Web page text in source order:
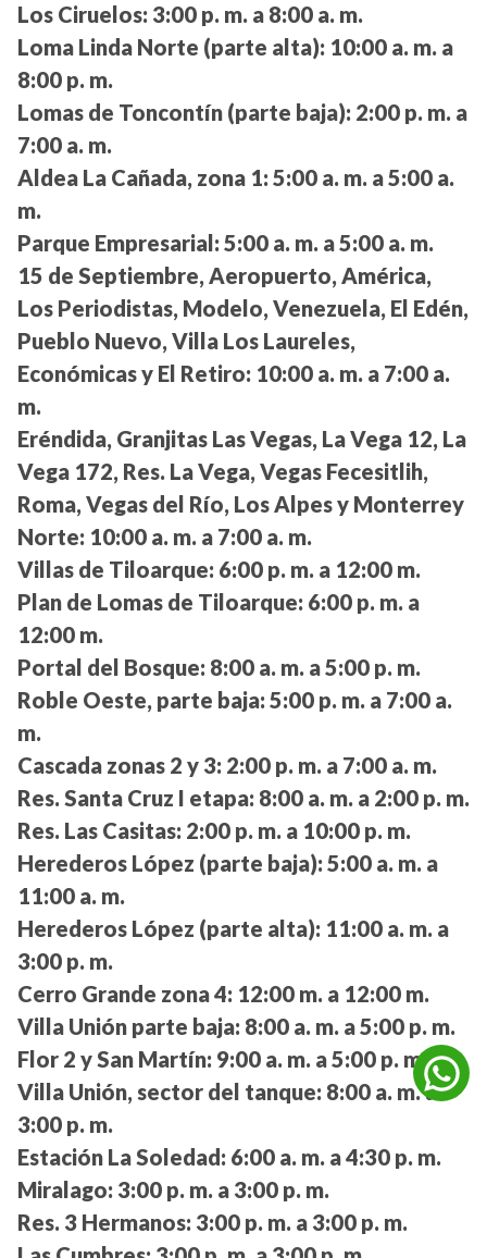
Los Ciruelos: 3:00 p. m. a 8:00 a. m.
Loma Linda Norte (parte alta): 10:00 a. m. a
8:00 p. m.
Lomas de Toncontín (parte baja): 2:00 p. m. a
7:00 a. m.
Aldea La Cañada, zona 1: 5:00 a. m. a 5:00 a.
m.
Parque Empresarial: 5:00 a. m. a 5:00 a. m.
15 de Septiembre, Aeropuerto, América,
Los Periodistas, Modelo, Venezuela, El Edén,
Pueblo Nuevo, Villa Los Laureles,
Económicas y El Retiro: 10:00 a. m. a 7:00 a.
m.
Eréndida, Granjitas Las Vegas, La Vega 12, La
Vega 172, Res. La Vega, Vegas Fecesitlih,
Roma, Vegas del Río, Los Alpes y Monterrey
Norte: 10:00 a. m. a 7:00 a. m.
Villas de Tiloarque: 6:00 p. m. a 12:00 m.
Plan de Lomas de Tiloarque: 6:00 p. m. a
12:00 m.
Portal del Bosque: 8:00 a. m. a 5:00 p. m.
Roble Oeste, parte baja: 5:00 p. m. a 7:00 a.
m.
Cascada zonas 2 y 3: 2:00 p. m. a 7:00 a. m.
Res. Santa Cruz I etapa: 8:00 a. m. a 2:00 p. m.
Res. Las Casitas: 2:00 p. m. a 10:00 p. m.
Herederos López (parte baja): 5:00 a. m. a
11:00 a. m.
Herederos López (parte alta): 11:00 a. m. a
3:00 p. m.
Cerro Grande zona 4: 12:00 m. a 12:00 m.
Villa Unión parte baja: 8:00 a. m. a 5:00 p. m.
Flor 2 y San Martín: 9:00 a. m. a 5:00 p. m.
Villa Unión, sector del tanque: 8:00 a. m. a
3:00 p. m.
Estación La Soledad: 6:00 a. m. a 4:30 p. m.
Miralago: 3:00 p. m. a 3:00 p. m.
Res. 3 Hermanos: 3:00 p. m. a 3:00 p. m.